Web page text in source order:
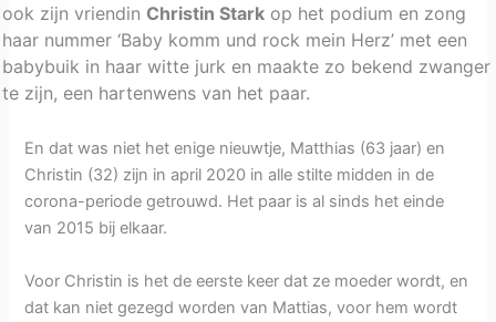
ook zijn vriendin Christin Stark op het podium en zong
haar nummer ‘Baby komm und rock mein Herz’ met een
babybuik in haar witte jurk en maakte zo bekend zwanger
te zijn, een hartenwens van het paar.
En dat was niet het enige nieuwtje, Matthias (63 jaar) en
Christin (32) zijn in april 2020 in alle stilte midden in de
corona-periode getrouwd. Het paar is al sinds het einde
van 2015 bij elkaar.
Voor Christin is het de eerste keer dat ze moeder wordt, en
dat kan niet gezegd worden van Mattias, voor hem wordt